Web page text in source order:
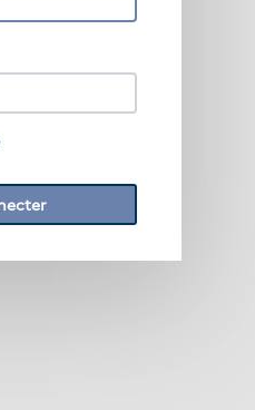
de connexion